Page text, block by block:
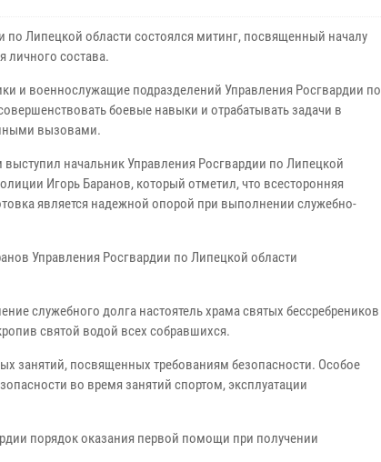
по Липецкой области состоялся митинг, посвященный началу
личного состава.
и военнослужащие подразделений Управления Росгвардии по
боевые навыки и отрабатывать задачи в
вызовами.
начальник Управления Росгвардии по Липецкой
Игорь Баранов, который отметил, что всесторонняя
является надежной опорой при выполнении служебно-
Управления Росгвардии по Липецкой области
служебного долга настоятель храма святых бессребреников
святой водой всех собравшихся.
занятий, посвященных требованиям безопасности. Особое
во время занятий спортом, эксплуатации
порядок оказания первой помощи при получении